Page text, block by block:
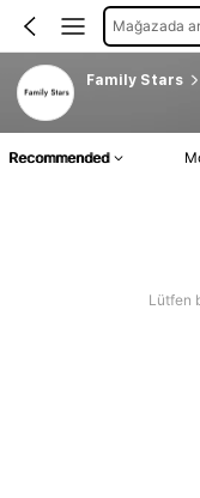
Mağazada
Family Stars
Recommended
Lütfen